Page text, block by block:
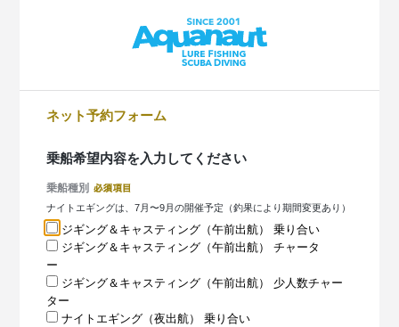
ネット予約フォーム
乗船希望内容を入力してください
乗船種別
ナイトエギングは、7月〜9月の開催予定（釣果により期間変更あり）
ジギング＆キャスティング（午前出航） 乗り合い
ジギング＆キャスティング（午前出航） チャータ
ー
ジギング＆キャスティング（午前出航） 少人数チャー
ター
ナイトエギング（夜出航） 乗り合い